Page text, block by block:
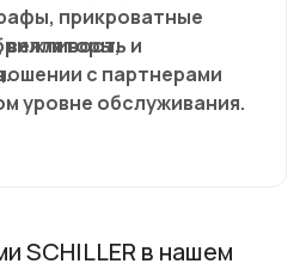
прикроватные
и
с партнерами
уровне обслуживания.
SCHILLER в нашем